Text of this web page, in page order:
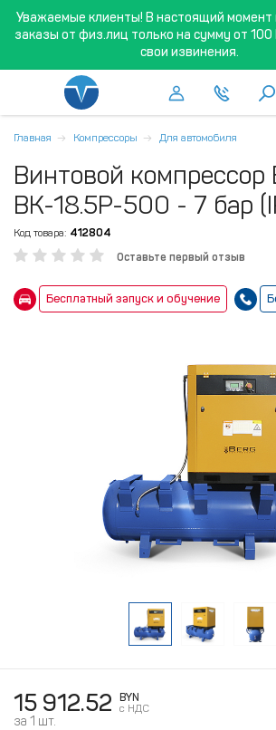
Уважаемые клиенты! В настоящий
заказы от физ.лиц только на сумму от 100
свои извинения.
Главная Компрессоры Для автомобиля
Винтовой компрессор
ВК-18.5Р-500 - 7 бар
Код товара: 412804
Оставьте первый отзыв
Бесплатный запуск и обучение
15 912.52
BYN
c НДС
за 1 шт.